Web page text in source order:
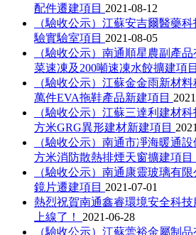
配件遷建項目 2021-08-12
（驗收公示）江蘇安吉爾醫藥
驗實驗室項目 2021-08-05
（驗收公示）南通順星農副產
菜速凍及200噸速凍水餃擴建項目
（驗收公示）江蘇金金雨新材
萬件EVA拖鞋產品新建項目
（驗收公示）江蘇三達利建材
方米GRG異形建材新建項目
（驗收公示）南通市凈海暖通
方米消防散熱排煙天窗擴建項目
（驗收公示）南通康靈玻璃有
鏡片遷建項目 2021-07-01
熱烈祝賀南通鑫睿環境安全科
上線了！ 2021-06-28
（驗收公示）江蘇蕓裕金屬制